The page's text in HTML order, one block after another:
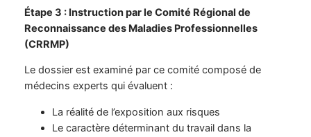
Étape 3 : Instruction par le Comité Régional de
Reconnaissance des Maladies Professionnelles
(CRRMP)
Le dossier est examiné par ce comité composé de
médecins experts qui évaluent :
La réalité de l’exposition aux risques
Le caractère déterminant du travail dans la